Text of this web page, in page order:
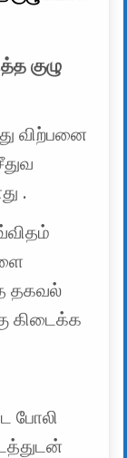
குழு
விற்பனை
.
தகவல்
கிடைக்க
போலி